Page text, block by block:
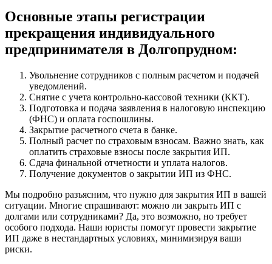
Основные этапы регистрации
прекращения индивидуального
предпринимателя в Долгопрудном:
Увольнение сотрудников с полным расчетом и подачей
уведомлений.
Снятие с учета контрольно-кассовой техники (ККТ).
Подготовка и подача заявления в налоговую инспекцию
(ФНС) и оплата госпошлины.
Закрытие расчетного счета в банке.
Полный расчет по страховым взносам. Важно знать, как
оплатить страховые взносы после закрытия ИП.
Сдача финальной отчетности и уплата налогов.
Получение документов о закрытии ИП из ФНС.
Мы подробно разъясним, что нужно для закрытия ИП в вашей
ситуации. Многие спрашивают: можно ли закрыть ИП с
долгами или сотрудниками? Да, это возможно, но требует
особого подхода. Наши юристы помогут провести закрытие
ИП даже в нестандартных условиях, минимизируя ваши
риски.